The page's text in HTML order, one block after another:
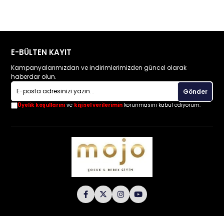
E-BÜLTEN KAYIT
Kampanyalarımızdan ve indirimlerimizden güncel olarak
haberdar olun.
Gönder
Üyelik koşullarını ve kişisel verilerimin korunmasını kabul ediyorum.